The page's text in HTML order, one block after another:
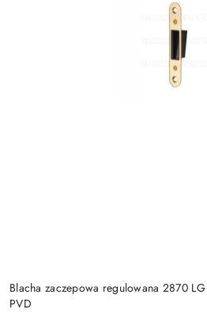
Blacha zaczepowa regulowana 2870
PVD